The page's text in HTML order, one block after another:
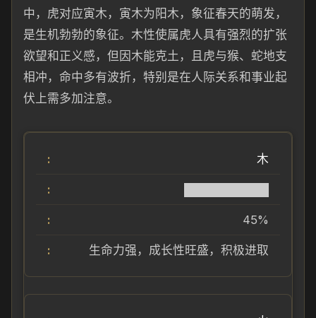
中，虎对应寅木，寅木为阳木，象征春天的萌发，
是生机勃勃的象征。木性使属虎人具有强烈的扩张
欲望和正义感，但因木能克土，且虎与猴、蛇地支
相冲，命中多有波折，特别是在人际关系和事业起
伏上需多加注意。
木
45%
生命力强，成长性旺盛，积极进取